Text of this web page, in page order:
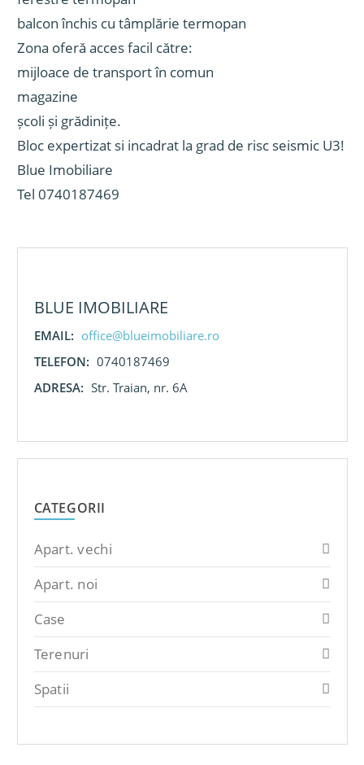
balcon închis cu tâmplărie termopan
Zona oferă acces facil către:
mijloace de transport în comun
magazine
școli și grădinițe.
Bloc expertizat si incadrat la grad de risc seismic U3!
Blue Imobiliare
Tel 0740187469
BLUE IMOBILIARE
EMAIL: office@blueimobiliare.ro
TELEFON: 0740187469
ADRESA: Str. Traian, nr. 6A
CATEGORII
Apart. vechi
Apart. noi
Case
Terenuri
Spatii